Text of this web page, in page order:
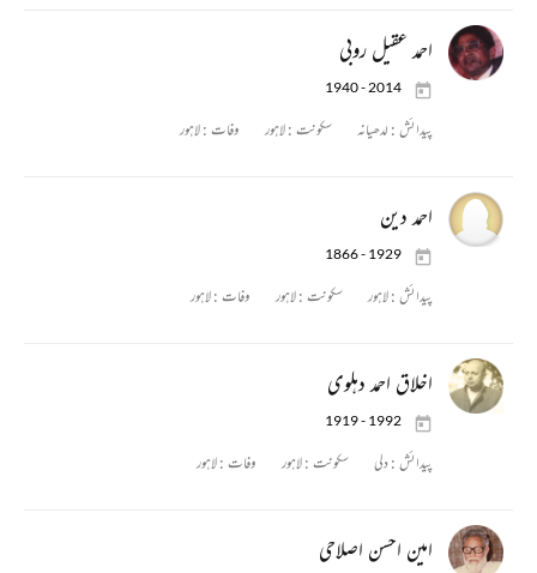
احمد عقیل روبی
1940 - 2014
پیدائش : لدھیانہ سکونت :لاہور وفات :لاہور
احمد دین
1866 - 1929
پیدائش :لاہور سکونت :لاہور وفات :لاہور
اخلاق احمد دہلوی
1919 - 1992
پیدائش :دلی سکونت :لاہور وفات :لاہور
امین احسن اصلاحی